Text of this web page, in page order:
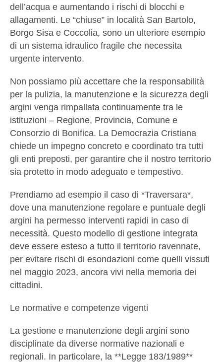
dell’acqua e aumentando i rischi di blocchi e
allagamenti. Le “chiuse” in località San Bartolo,
Borgo Sisa e Coccolia, sono un ulteriore esempio
di un sistema idraulico fragile che necessita
urgente intervento.
Non possiamo più accettare che la responsabilità
per la pulizia, la manutenzione e la sicurezza degli
argini venga rimpallata continuamente tra le
istituzioni – Regione, Provincia, Comune e
Consorzio di Bonifica. La Democrazia Cristiana
chiede un impegno concreto e coordinato tra tutti
gli enti preposti, per garantire che il nostro territorio
sia protetto in modo adeguato e tempestivo.
Prendiamo ad esempio il caso di *Traversara*,
dove una manutenzione regolare e puntuale degli
argini ha permesso interventi rapidi in caso di
necessità. Questo modello di gestione integrata
deve essere esteso a tutto il territorio ravennate,
per evitare rischi di esondazioni come quelli vissuti
nel maggio 2023, ancora vivi nella memoria dei
cittadini.
Le normative e competenze vigenti
La gestione e manutenzione degli argini sono
disciplinate da diverse normative nazionali e
regionali. In particolare, la **Legge 183/1989**